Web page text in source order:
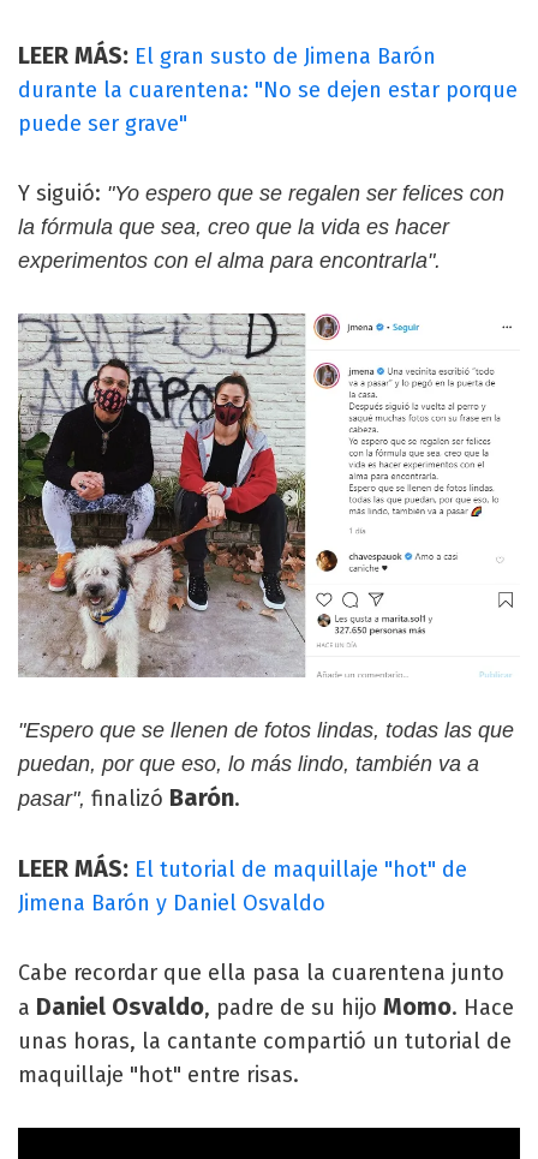
LEER MÁS: El gran susto de Jimena Barón
durante la cuarentena: "No se dejen estar porque
puede ser grave"
Y siguió: "Yo espero que se regalen ser felices con
la fórmula que sea, creo que la vida es hacer
experimentos con el alma para encontrarla".
"Espero que se llenen de fotos lindas, todas las que
puedan, por que eso, lo más lindo, también va a
pasar", finalizó Barón.
LEER MÁS: El tutorial de maquillaje "hot" de
Jimena Barón y Daniel Osvaldo
Cabe recordar que ella pasa la cuarentena junto
a Daniel Osvaldo, padre de su hijo Momo. Hace
unas horas, la cantante compartió un tutorial de
maquillaje "hot" entre risas.